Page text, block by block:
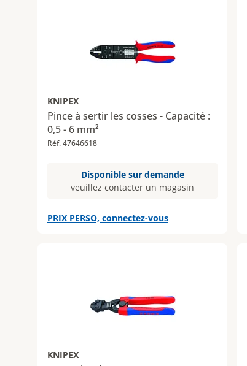
KNIPEX
Pince à sertir les cosses - Capacité :
0,5 - 6 mm²
Réf. 47646618
Disponible sur demande
veuillez contacter un magasin
PRIX PERSO, connectez-vous
KNIPEX